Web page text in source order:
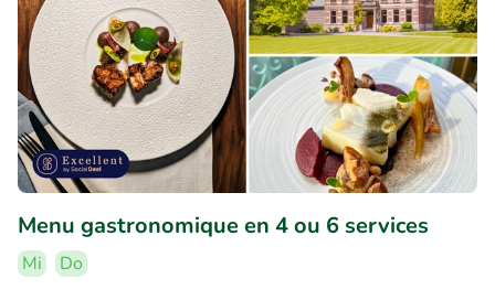
Menu gastronomique en 4 ou 6 services
Mi
Do